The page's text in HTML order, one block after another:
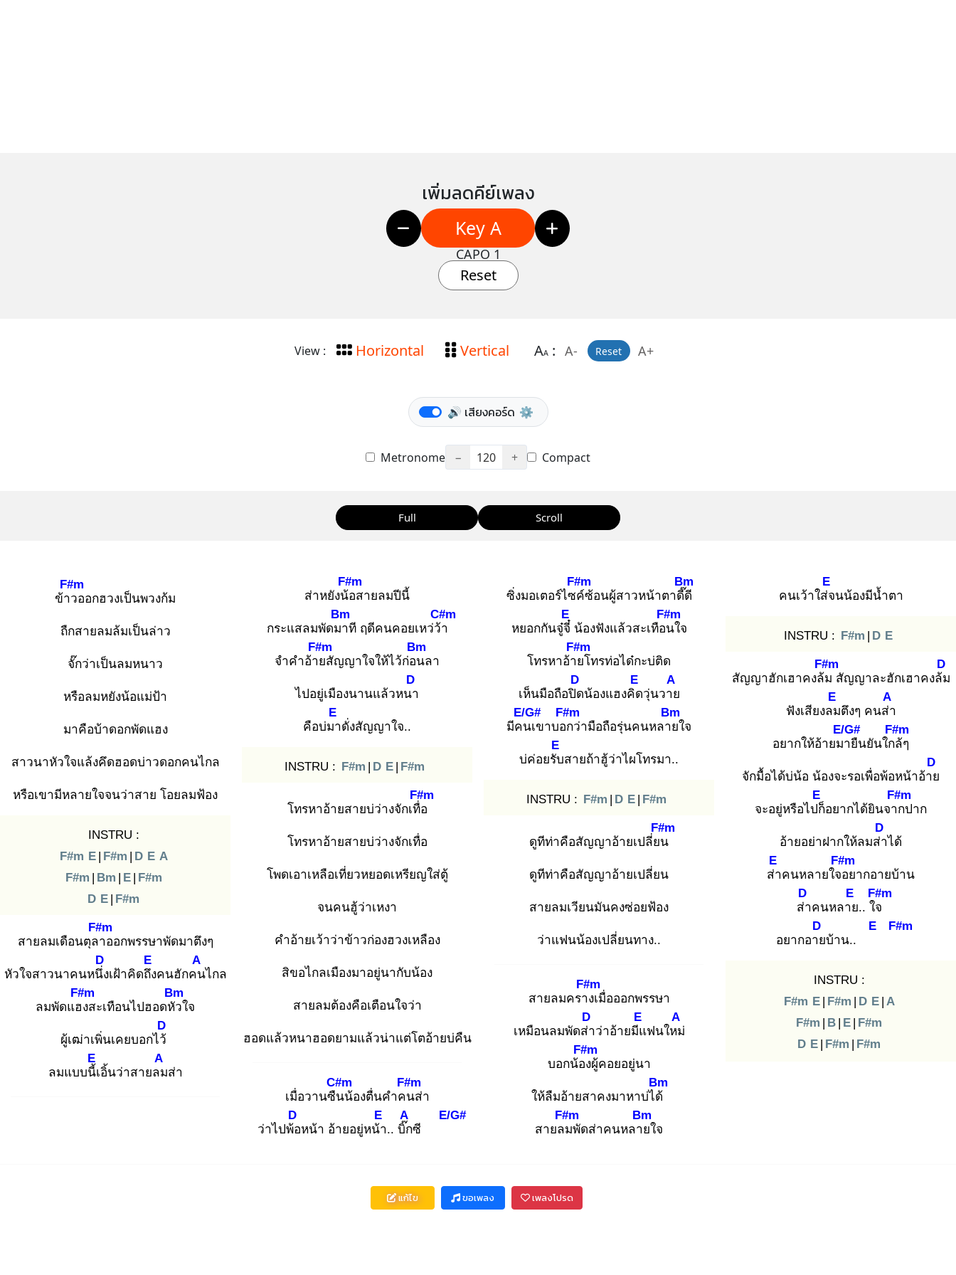
เพิ่มลดคีย์เพลง
Key A
CAPO 1
Reset
View : Horizontal Vertical AA: A- Reset A+
🔊 เสียงคอร์ด ⚙️
Metronome − 120 + Compact
Full Scroll
ข้าว
F#m
ออกฮวงเป็นพวงก้ม
ถืกสายลมล้มเป็นล่าว
จั๊กว่าเป็นลมหนาว
หรือลมหยังน้อแม่ป้า
มาคือบ้าดอกพัดแฮง
สาวนาหัวใจแล้งคึดฮอดบ่าวดอกคนไกล
หรือเขามีหลายใจจนว่าสาย โอยลมฟ้อง
INSTRU :
F#m E | F#m | D E A
F#m | Bm | E | F#m
D E | F#m
สายลมเดือนตุลา
F#m
ออกพรรษาพัดมาตึงๆ
หัวใจสาวนาคนหนึ่ง
D
เฝ้าคิดถึง
E
คนฮักคน
A
ไกล
ลมพัดแฮง
F#m
สะเทือนไปฮอดหัว
Bm
ใจ
ผู้เฒ่าเพิ่นเคยบอกไว้
D
ลมแบบนี้เ
E
อิ้นว่าสายลม
A
ส่า
ส่าหยังน้อ
F#m
สายลมปีนี้
กระแสลมพัดมา
Bm
ที ฤดีคนคอยเหว่ว้า
C#m
จำคำอ้าย
F#m
สัญญาใจให้ไว้ก่อน
Bm
ลา
ไปอยู่เมืองนานแล้วหนา
D
คือบ่มา
E
ดั่งสัญญาใจ..
INSTRU : F#m | D E | F#m
โทรหาอ้ายสายบ่ว่างจักเทื่อ
F#m
โทรหาอ้ายสายบ่ว่างจักเทื่อ
โพดเอาเหลือเที่ยวหยอดเหรียญใส่ตู้
จนคนฮู้ว่าเหงา
คำอ้ายเว้าว่าข้าวก่องฮวงเหลือง
สิขอไกลเมืองมาอยู่นากับน้อง
สายลมต้องคือเตือนใจว่า
ฮอดแล้วหนาฮอดยามแล้วน่าแต่โตอ้ายบ่คืน
เมื่อวานซืน
C#m
น้องตื่นคำคน
F#m
ส่า
ว่าไปพ้อ
D
หน้า อ้ายอยู่หน้า
E
.. บิ๊ก
A
ซี
E/G#
ซิ่งมอเตอร์ไซค์
F#m
ซ้อนผู้สาวหน้าตาดี๊ดี
Bm
หยอกกันจู๋จี๋
E
น้องฟังแล้วสะเทือน
F#m
ใจ
โทรหาอ้าย
F#m
โทรท่อได๋กะบ่ติด
เห็นมือถือปิด
D
น้องแฮงคิด
E
วุ่นวาย
A
มีคน
E/G#
เขาบอก
F#m
ว่ามือถือรุ่นคนหลาย
Bm
ใจ
บ่ค่อยรับ
E
สายถ้าฮู้ว่าไผโทรมา..
INSTRU : F#m | D E | F#m
ดูทีท่าคือสัญญาอ้ายเปลี่ยน
F#m
ดูทีท่าคือสัญญาอ้ายเปลี่ยน
สายลมเวียนมันคงซ่อยฟ้อง
ว่าแฟนน้องเปลี่ยนทาง..
สายลมคราง
F#m
เมื่อออกพรรษา
เหมือนลมพัดส่า
D
ว่าอ้ายมีแ
E
ฟนใหม่
A
บอกน้อง
F#m
ผู้คอยอยู่นา
ให้ลืมอ้ายสาคงมาหาบ่ได้
Bm
สายลม
F#m
พัดส่าคนหลาย
Bm
ใจ
คนเว้าใส่จ
E
นน้องมีน้ำตา
INSTRU : F#m | D E
สัญญาฮักเฮาคงล้ม
F#m
สัญญาละฮักเฮาคงล้ม
D
ฟังเสียงลม
E
ตึงๆ คนส่า
A
อยากให้อ้ายมา
E/G#
ยืนยันใกล้
F#m
ๆ
จักมื้อได้บ่น้อ น้องจะรอเพื่อพ้อหน้าอ้าย
D
จะอยู่หรือไปก็
E
อยากได้ยินจาก
F#m
ปาก
อ้ายอย่าฝากให้ลมส่า
D
ได้
ส่า
E
คนหลายใจอ
F#m
ยากอายบ้าน
ส่า
D
คนหลาย
E
.. ใจ
F#m
อยากอาย
D
บ้าน..
E F#m
INSTRU :
F#m E | F#m | D E | A
F#m | B | E | F#m
D E | F#m | F#m
แก้ไข ขอเพลง เพลงโปรด